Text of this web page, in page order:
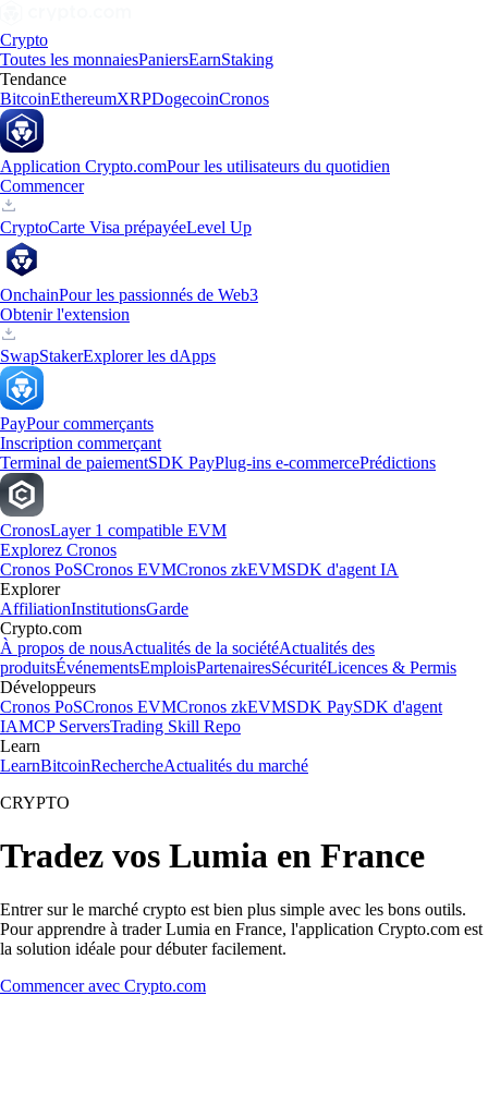
Crypto
Toutes les monnaiesPaniersEarnStaking
Tendance
BitcoinEthereumXRPDogecoinCronos
Application Crypto.comPour les utilisateurs du quotidien
Commencer
CryptoCarte Visa prépayéeLevel Up
OnchainPour les passionnés de Web3
Obtenir l'extension
SwapStakerExplorer les dApps
PayPour commerçants
Inscription commerçant
Terminal de paiementSDK PayPlug-ins e-commercePrédictions
CronosLayer 1 compatible EVM
Explorez Cronos
Cronos PoSCronos EVMCronos zkEVMSDK d'agent IA
Explorer
AffiliationInstitutionsGarde
Crypto.com
À propos de nousActualités de la sociétéActualités des
produitsÉvénementsEmploisPartenairesSécuritéLicences & Permis
Développeurs
Cronos PoSCronos EVMCronos zkEVMSDK PaySDK d'agent
IAMCP ServersTrading Skill Repo
Learn
LearnBitcoinRechercheActualités du marché
CRYPTO
Tradez vos Lumia en France
Entrer sur le marché crypto est bien plus simple avec les bons outils.
Pour apprendre à trader Lumia en France, l'application Crypto.com est
la solution idéale pour débuter facilement.
Commencer avec Crypto.com